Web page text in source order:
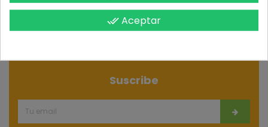
Suscribe
done_all Aceptar